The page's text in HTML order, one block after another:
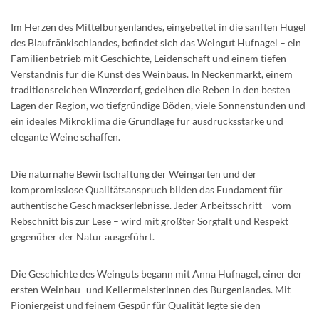
Im Herzen des Mittelburgenlandes, eingebettet in die sanften Hügel
des Blaufränkischlandes, befindet sich das Weingut Hufnagel – ein
Familienbetrieb mit Geschichte, Leidenschaft und einem tiefen
Verständnis für die Kunst des Weinbaus. In Neckenmarkt, einem
traditionsreichen Winzerdorf, gedeihen die Reben in den besten
Lagen der Region, wo tiefgründige Böden, viele Sonnenstunden und
ein ideales Mikroklima die Grundlage für ausdrucksstarke und
elegante Weine schaffen.
Die naturnahe Bewirtschaftung der Weingärten und der
kompromisslose Qualitätsanspruch bilden das Fundament für
authentische Geschmackserlebnisse. Jeder Arbeitsschritt – vom
Rebschnitt bis zur Lese – wird mit größter Sorgfalt und Respekt
gegenüber der Natur ausgeführt.
Die Geschichte des Weinguts begann mit Anna Hufnagel, einer der
ersten Weinbau- und Kellermeisterinnen des Burgenlandes. Mit
Pioniergeist und feinem Gespür für Qualität legte sie den